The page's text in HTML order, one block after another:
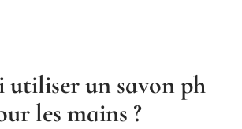
utiliser un savon ph
les mains ?